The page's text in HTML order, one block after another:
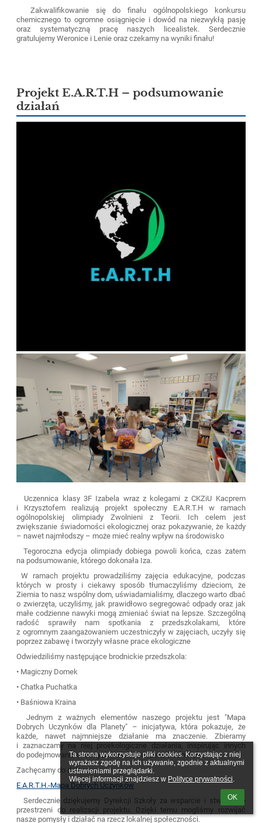
Ta strona wykorzystuje pliki cookies. Korzystając z niej
wyrażasz zgodę na ich używanie, zgodnie z aktualnymi
ustawieniami przeglądarki.
Więcej informacji znajdziesz w Polityce prywatności.
OK
Zakwalifikowanie się do finału ogólnopolskiego konkursu
chemicznego to ogromne osiągnięcie i dowód na niezwykłą pasję
oraz systematyczną pracę naszych licealistek. Serdecznie
gratulujemy Weronice i Lenie oraz czekamy na wyniki finału!
Projekt E.A.R.T.H – podsumowanie
działań
Uczennica klasy 3F Izabela wraz z kolegami z CKZiU Kacprem
i Krzysztofem realizują projekt społeczny E.A.R.T.H w ramach
ogólnopolskiej olimpiady Zwolnieni z Teorii. Ich celem jest
zwiększanie świadomości ekologicznej oraz pokazywanie, że każdy
– nawet najmłodszy – może mieć realny wpływ na środowisko
Tegoroczna edycja olimpiady dobiega powoli końca, czas zatem
na podsumowanie, którego dokonała Iza.
W ramach projektu prowadziliśmy zajęcia edukacyjne, podczas
których w prosty i ciekawy sposób tłumaczyliśmy dzieciom, że
Ziemia to nasz wspólny dom, uświadamialiśmy, dlaczego warto dbać
o zwierzęta, uczyliśmy, jak prawidłowo segregować odpady oraz jak
małe codzienne nawyki mogą zmieniać świat na lepsze. Szczególną
radość sprawiły nam spotkania z przedszkolakami, które
z ogromnym zaangażowaniem uczestniczyły w zajęciach, uczyły się
poprzez zabawę i tworzyły własne prace ekologiczne
Odwiedziliśmy następujące brodnickie przedszkola:
• Magiczny Domek
• Chatka Puchatka
• Baśniowa Kraina
Jednym z ważnych elementów naszego projektu jest "Mapa
Dobrych Uczynków dla Planety" – inicjatywa, która pokazuje, że
każde, nawet najmniejsze działanie ma znaczenie. Zbieramy
i zaznaczamy na niej proekologiczne działania, inspirując innych
do podejmowania własnych kroków na rzecz środowiska
Zachęcamy do dołączenia
E.A.R.T.H.-Mapa Dobrych Uczynków
Serdecznie dziękujemy Dyrekcji Szkoły za wsparcie i stworzenie
przestrzeni do realizacji projektu. Dzięki temu mogliśmy rozwijać
nasze pomysły i działać na rzecz lokalnej społeczności.